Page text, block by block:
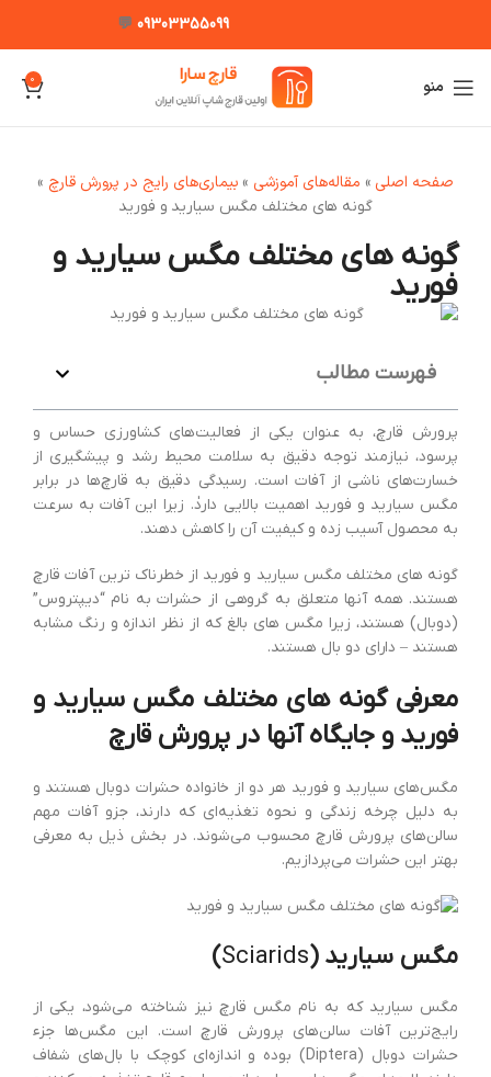
09303355099
💬
منو 0
صفحه اصلی » مقاله‌های آموزشی » بیماری‌های رایج در پرورش قارچ »
گونه های مختلف مگس سیارید و فورید
گونه های مختلف مگس سیارید و
فورید
فهرست مطالب
پرورش قارچ، به عنوان یکی از فعالیت‌های کشاورزی حساس و
پرسود، نیازمند توجه دقیق به سلامت محیط رشد و پیشگیری از
خسارت‌های ناشی از آفات است. رسیدگی دقیق به قارچ‌ها در برابر
مگس سیارید و فورید اهمیت بالایی داردٰ. زیرا این آفات به سرعت
به محصول آسیب زده و کیفیت آن را کاهش دهند.
گونه های مختلف مگس سیارید و فورید از خطرناک ترین آفات قارچ
هستند. همه آنها متعلق به گروهی از حشرات به نام “دیپتروس”
(دوبال) هستند، زیرا مگس های بالغ که از نظر اندازه و رنگ مشابه
هستند – دارای دو بال هستند.
معرفی گونه های مختلف مگس سیارید و
فورید و جایگاه آنها در پرورش قارچ
مگس‌های سیارید و فورید هر دو از خانواده حشرات دوبال هستند و
به دلیل چرخه زندگی و نحوه تغذیه‌ای که دارند، جزو آفات مهم
سالن‌های پرورش قارچ محسوب می‌شوند. در بخش ذیل به معرفی
بهتر این حشرات می‌پردازیم.
مگس سیارید(
Sciarids
)
مگس سیارید که به نام مگس قارچ نیز شناخته می‌شود، یکی از
رایج‌ترین آفات سالن‌های پرورش قارچ است. این مگس‌ها جزء
حشرات دوبال (Diptera) بوده و اندازه‌ای کوچک با بال‌های شفاف